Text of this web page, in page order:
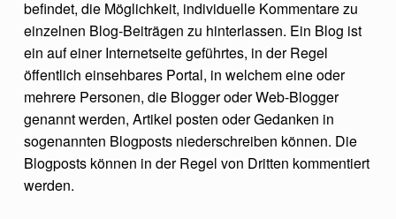
befindet, die Möglichkeit, individuelle Kommentare zu
einzelnen Blog-Beiträgen zu hinterlassen. Ein Blog ist
ein auf einer Internetseite geführtes, in der Regel
öffentlich einsehbares Portal, in welchem eine oder
mehrere Personen, die Blogger oder Web-Blogger
genannt werden, Artikel posten oder Gedanken in
sogenannten Blogposts niederschreiben können. Die
Blogposts können in der Regel von Dritten kommentiert
werden.